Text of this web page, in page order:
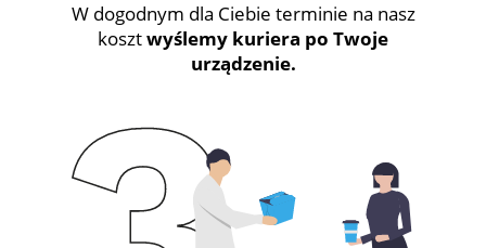
W dogodnym dla Ciebie terminie na nasz
kosztwyślemy kuriera po Twoje
urządzenie.